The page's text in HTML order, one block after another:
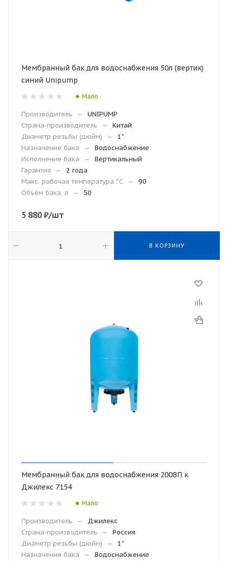
Мембранный бак для водоснабжения 50л (вертик)
синий Unipump
Мало
Производитель —
UNIPUMP
Страна-производитель
—
Китай
Диаметр резьбы (дюйм)
—
1"
Назначение бака
—
Водоснабжение
Исполнение бака
—
Вертикальный
Гарантия
—
2 года
Макc. рабочая температура °С
—
90
Объём бака, л
— 50
5 880₽/шт
В КОРЗИНУ
Мембранный бак для водоснабжения 200ВП к
Джилекс 7154
Мало
Производитель —
Джилекс
Страна-производитель
—
Россия
Диаметр резьбы (дюйм)
—
1"
Назначение бака
—
Водоснабжение